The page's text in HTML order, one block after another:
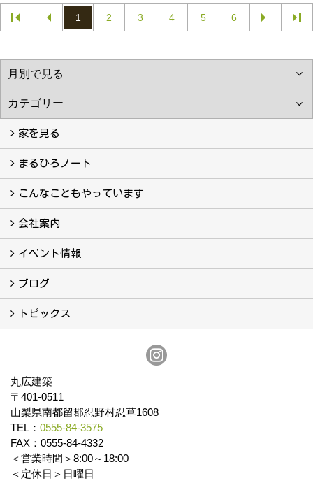
1 2 3 4 5 6
家を見る
フォトギャラリー
現場レポート
完工事例
お客様の声
まるひろノート
真っ直ぐの家づくり
自慢の大工たち
こだわりの自然素材
快適な家のエッセンス
注文住宅ができるまで
こんなこともやっています
こんなこともやっています
会社案内
会社案内
まるひろの人
スタッフ紹介
プライバシーポリシー
イベント情報
イベント予告
イベント報告
ブログ
ブログ
トピックス
丸広建築
〒401-0511
山梨県南都留郡忍野村忍草1608
TEL： 0555-84-3575
FAX：0555-84-4332
＜営業時間＞8:00～18:00
＜定休日＞日曜日